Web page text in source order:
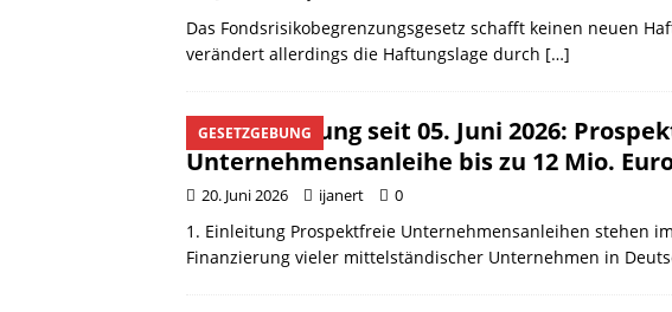
Das Fondsrisikobegrenzungsgesetz schafft keinen neuen
verändert allerdings die Haftungslage durch […]
GESETZGEBUNG
Neuregelung seit 05. Juni 2026:
Unternehmensanleihe bis zu 12 Mio.
20. Juni 2026 ijanert 0
1. Einleitung Prospektfreie Unternehmensanleihen stehen
Finanzierung vieler mittelständischer Unternehmen in